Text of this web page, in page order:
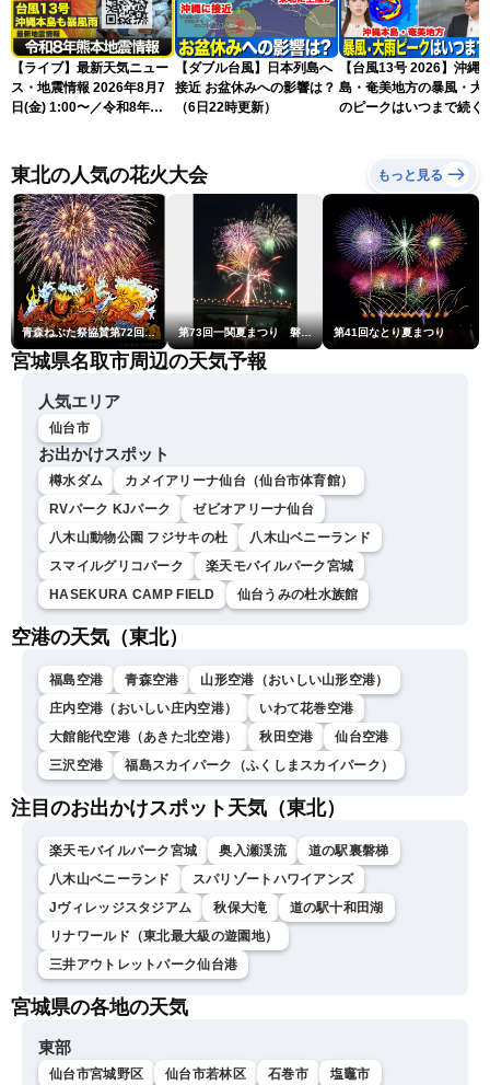
【ライブ】最新天気ニュー
ス・地震情報 2026年8月7
日(金) 1:00〜／令和8年熊
スLiVE〉
【ダブル台風】日本列島へ
接近 お盆休みへの影響は？
（6日22時更新）
【台風13号 2026】沖縄
島・奄美地方の暴風・大
のピークはいつまで続く
東北の人気の花火大会 もっと見る
青森ねぶた祭協賛第72回青森花火大会 第73回一関夏まつり 磐井川川開き花火大会 第41回なとり夏まつり
宮城県名取市周辺の天気予報
人気エリア
仙台市
お出かけスポット
樽水ダム
カメイアリーナ仙台（仙台市体育館）
RVパーク KJパーク
ゼビオアリーナ仙台
八木山動物公園 フジサキの杜
八木山ベニーランド
スマイルグリコパーク
楽天モバイルパーク宮城
HASEKURA CAMP FIELD
仙台うみの杜水族館
空港の天気（東北）
福島空港 青森空港
山形空港（おいしい山形空港）
庄内空港（おいしい庄内空港）
いわて花巻空港
大館能代空港（あきた北空港）
秋田空港
仙台空港
三沢空港
福島スカイパーク（ふくしまスカイパーク）
注目のお出かけスポット天気（東北）
楽天モバイルパーク宮城 奥入瀬渓流
道の駅裏磐梯
八木山ベニーランド
スパリゾートハワイアンズ
Jヴィレッジスタジアム
秋保大滝
道の駅十和田湖
リナワールド（東北最大級の遊園地）
三井アウトレットパーク仙台港
宮城県の各地の天気
東部
仙台市宮城野区 仙台市若林区 石巻市 塩竈市